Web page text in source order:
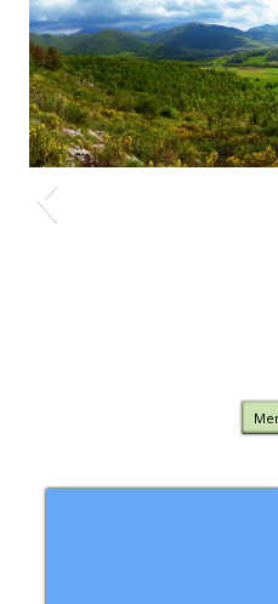
Nature